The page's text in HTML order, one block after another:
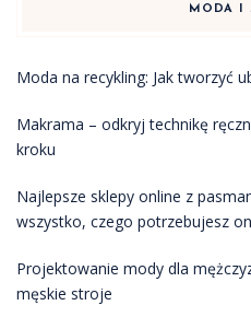
MODA I
Moda na recykling: Jak tworzyć
Makrama – odkryj technikę
kroku
Najlepsze sklepy online z
wszystko, czego potrzebujesz
Projektowanie mody dla
męskie stroje